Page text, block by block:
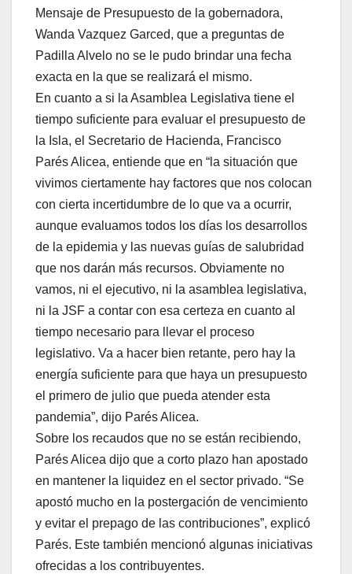
Mensaje de Presupuesto de la gobernadora,
Wanda Vazquez Garced, que a preguntas de
Padilla Alvelo no se le pudo brindar una fecha
exacta en la que se realizará el mismo.
En cuanto a si la Asamblea Legislativa tiene el
tiempo suficiente para evaluar el presupuesto de
la Isla, el Secretario de Hacienda, Francisco
Parés Alicea, entiende que en “la situación que
vivimos ciertamente hay factores que nos colocan
con cierta incertidumbre de lo que va a ocurrir,
aunque evaluamos todos los días los desarrollos
de la epidemia y las nuevas guías de salubridad
que nos darán más recursos. Obviamente no
vamos, ni el ejecutivo, ni la asamblea legislativa,
ni la JSF a contar con esa certeza en cuanto al
tiempo necesario para llevar el proceso
legislativo. Va a hacer bien retante, pero hay la
energía suficiente para que haya un presupuesto
el primero de julio que pueda atender esta
pandemia”, dijo Parés Alicea.
Sobre los recaudos que no se están recibiendo,
Parés Alicea dijo que a corto plazo han apostado
en mantener la liquidez en el sector privado. “Se
apostó mucho en la postergación de vencimiento
y evitar el prepago de las contribuciones”, explicó
Parés. Este también mencionó algunas iniciativas
ofrecidas a los contribuyentes.